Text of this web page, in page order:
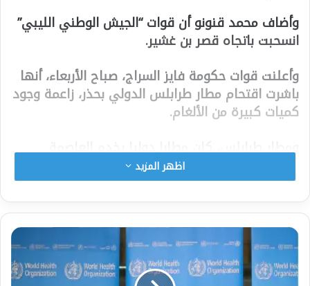
وأضاف محمد قنونو أن قوات “الجيش الوطني الليبي”
انسحبت باتجاه قصر بن غشير.
وأعلنت قوات حكومة فايز السراج، صباح الأربعاء، أنها
باشرت اقتحام مطار طرابلس الدولي بحذر، زاعمة وجود
كميات كبيرة من الألغام.
ومطار طرابلس، كان مطارا دوليا يخدم العاصمة
الليبية، ويبعد عنها حوالي 27 كم، ويقع في منطقة
قصر بن غشير، لكن تم إغلاقه وإيقاف العمل فيه منذ
عام 2014، نظرا للأضرار الكبيرة التي لحقت به نتيجة
اشتباكات حينها، وقد جرى تحويل الرحلات الجوية إلى
مطار معيتيقة الدولي بالعاصمة الليبية..
شارك هذا الموضوع:
اظهر المزيد